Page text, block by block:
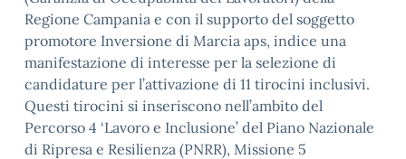
Regione Campania e con il supporto del soggetto
promotore Inversione di Marcia aps, indice una
manifestazione di interesse per la selezione di
candidature per l’attivazione di 11 tirocini inclusivi.
Questi tirocini si inseriscono nell’ambito del
Percorso 4 ‘Lavoro e Inclusione’ del Piano Nazionale
di Ripresa e Resilienza (PNRR), Missione 5